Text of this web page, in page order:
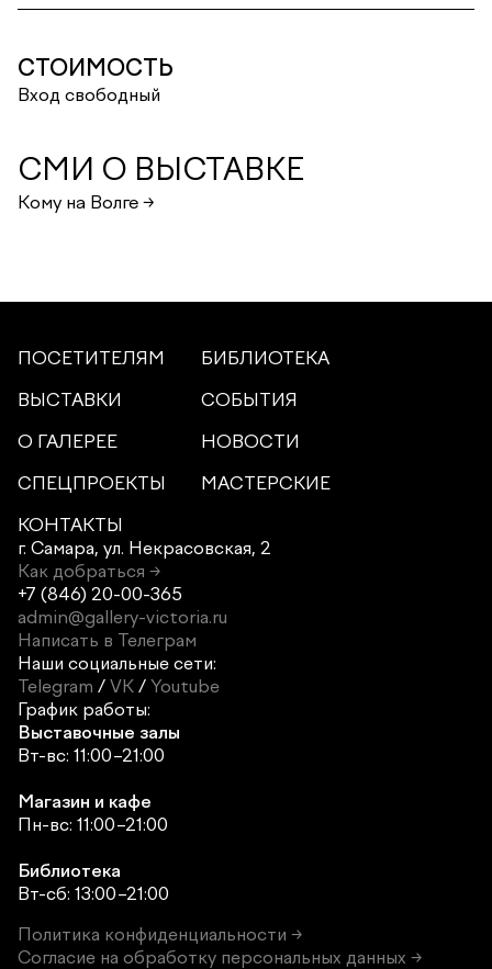
СТОИМОСТЬ
Вход свободный
СМИ О ВЫСТАВКЕ
Кому на Волге →
ПОСЕТИТЕЛЯМ
БИБЛИОТЕКА
ВЫСТАВКИ
СОБЫТИЯ
О ГАЛЕРЕЕ
НОВОСТИ
СПЕЦПРОЕКТЫ
МАСТЕРСКИЕ
КОНТАКТЫ
г. Самара, ул. Некрасовская, 2
Как добраться →
+7 (846) 20-00-365
admin@gallery-victoria.ru
Написать в Телеграм
Наши социальные сети:
Telegram / VK / Youtube
График работы:
Выставочные залы
Вт-вс: 11:00–21:00
Магазин и кафе
Пн-вс: 11:00–21:00
Библиотека
Вт-сб: 13:00–21:00
Политика конфиденциальности →
Согласие на обработку персональных данных →